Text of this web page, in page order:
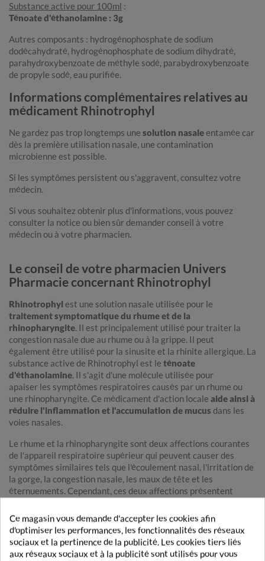
Substance active pour 100ml :
Ténoate d'éthanolamine : 3g
Autres composants : hydrogénophosphate de sodium
dodécahydraté, hydrogénophosphate de sodium dihydraté,
parahydroxybenzoate de méthyle sodé, parabydroxybenzoate
de propyle sodé, eau purifiée.
Informations complémentaires relatives au
médicament Rhinotrophyl
Ne gardez pas trop longtemps une solution nasaleentamée car
dès la première utilisation nasale, une contamination
microbienne est possible.
Si les symptômes persistent ou s'aggravent, consultez votre
médecin.
Si vous souhaitez obtenir plus d'informations, vous pouvez
consulter la notice ou bien sûr demander conseil à votre
médecin ou à votre pharmacien.
Le conseil de votre pharmacien Univers
Pharmacie concernant Rhinotrophyl
Rhinotrophyl est une solution nasale utilisée pour le
traitement symptomatique du rhume et de la
rhinopharyngite. Il est principalement utilisé pour traiter la
congestion nasale due au rhume ou à la grippe. Il peut
également être utilisé pour la sinusite et la rhinite allergique. La
substance active de Rhinotrophyl est le ténoate
d'éthanolamine. Il s'agit d'une molécule utilisée pour
apaiser les symptômes respiratoires causés par un rhume ou
une rhinopharyngite. Ce médicament d'action locale aide ainsi à
réduire l'inflammation et l'accumulation de mucus dans les
voies nasales.
Le rhume et la rhinopharyngite sont deux affections courantes
de l'appareil respiratoire supérieur qui peuvent causer des
symptômes similaires tels que l'écoulement nasal, l'irritation de
la gorge, la congestion nasale, les maux de tête et les
éternuements. Cependant, ces deux affections présentent
- Lerhumeest uneinfection virale contagieuse. Les
symptômes peuvent inclure une faible toux, des éternuements,
des yeux larmoyants, des maux de tête, une congestion nasale
Ce magasin vous demande d'accepter les cookies afin
d'optimiser les performances, les fonctionnalités des réseaux
sociaux et la pertinence de la publicité. Les cookies tiers liés
aux réseaux sociaux et à la publicité sont utilisés pour vous